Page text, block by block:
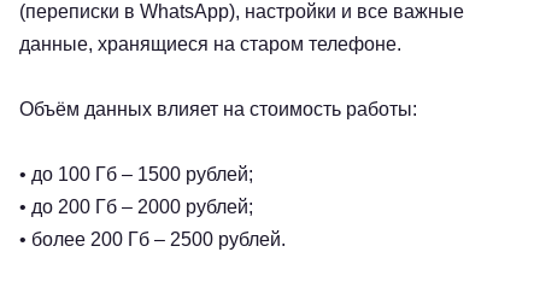
(переписки в WhatsApp), настройки и все важные
данные, хранящиеся на старом телефоне.
Объём данных влияет на стоимость работы:
• до 100 Гб – 1500 рублей;
• до 200 Гб – 2000 рублей;
• более 200 Гб – 2500 рублей.